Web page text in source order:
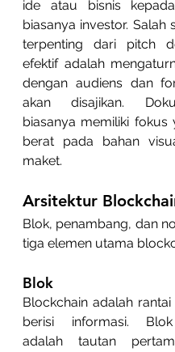
ide atau bisnis
biasanya investor. Salah
terpenting dari pitch
efektif adalah
dengan audiens dan
akan disajikan.
biasanya memiliki fokus
berat pada bahan
maket.
Arsitektur
Blok, penambang, dan
tiga elemen utama
Blok
Blockchain adalah
berisi informasi.
adalah tautan